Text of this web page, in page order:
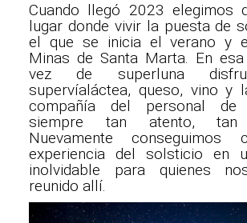
Cuando llegó 2023 elegimos
lugar donde vivir la puesta de
el que se inicia el verano y
Minas de Santa Marta. En
vez de superluna
supervíaláctea, queso, vino y
compañía del personal de
siempre tan atento, tan
Nuevamente conseguimos
experiencia del solsticio en
inolvidable para quienes
reunido allí.